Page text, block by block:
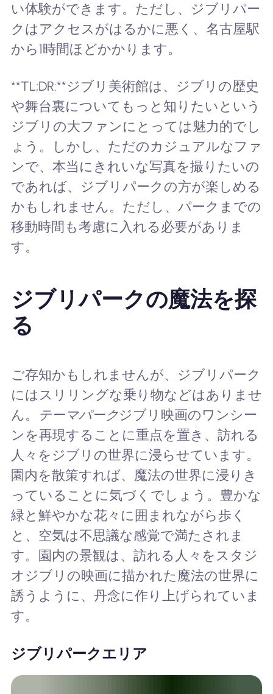
い体験ができます。ただし、ジブリパー
クはアクセスがはるかに悪く、名古屋駅
から1時間ほどかかります。
**TL;DR:**ジブリ美術館は、ジブリの歴史
や舞台裏についてもっと知りたいという
ジブリの大ファンにとっては魅力的でし
ょう。しかし、ただのカジュアルなファ
ンで、本当にきれいな写真を撮りたいの
であれば、ジブリパークの方が楽しめる
かもしれません。ただし、パークまでの
移動時間も考慮に入れる必要がありま
す。
ジブリパークの魔法を探
る
ご存知かもしれませんが、ジブリパーク
にはスリリングな乗り物などはありませ
ん。
テーマパークジブリ映画のワンシー
ンを再現することに重点を置き、訪れる
人々をジブリの世界に浸らせています。
園内を散策すれば、魔法の世界に浸りき
っていることに気づくでしょう。豊かな
緑と鮮やかな花々に囲まれながら歩く
と、空気は不思議な感覚で満たされま
す。園内の景観は、訪れる人々をスタジ
オジブリの映画に描かれた魔法の世界に
誘うように、丹念に作り上げられていま
す。
ジブリパークエリア